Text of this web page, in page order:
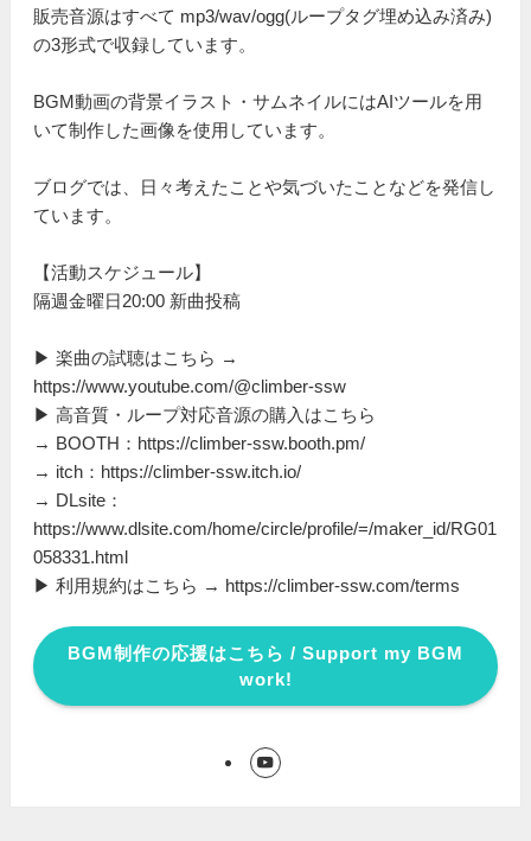
販売音源はすべて mp3/wav/ogg(ループタグ埋め込み済み)
の3形式で収録しています。
BGM動画の背景イラスト・サムネイルにはAIツールを用
いて制作した画像を使用しています。
ブログでは、日々考えたことや気づいたことなどを発信し
ています。
【活動スケジュール】
隔週金曜日20:00 新曲投稿
▶ 楽曲の試聴はこちら →
https://www.youtube.com/@climber-ssw
▶ 高音質・ループ対応音源の購入はこちら
→ BOOTH：https://climber-ssw.booth.pm/
→ itch：https://climber-ssw.itch.io/
→ DLsite：
https://www.dlsite.com/home/circle/profile/=/maker_id/RG01
058331.html
▶ 利用規約はこちら → https://climber-ssw.com/terms
BGM制作の応援はこちら / Support my BGM
work!